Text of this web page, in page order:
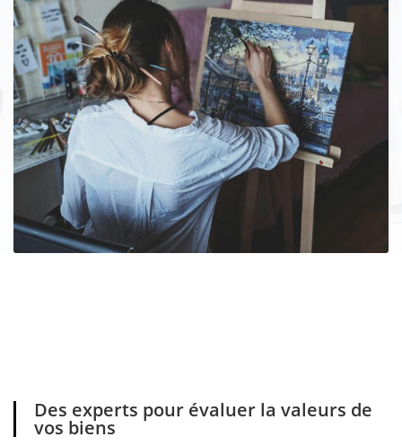
Des experts pour évaluer la valeurs de
vos biens